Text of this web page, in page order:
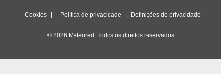
Cookies Política de privacidade Definições de privacidade
© 2026 Meteored. Todos os direitos reservados